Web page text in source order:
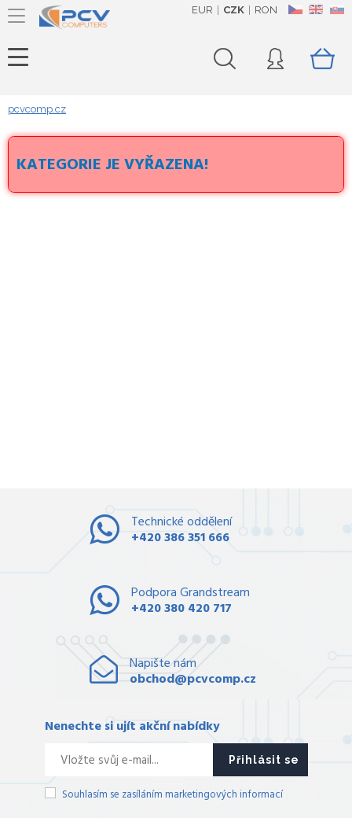
CZ EN SK
EUR CZK RON
pcvcomp.cz
KATEGORIE JE VYŘAZENA!
Technické oddělení
+420 386 351 666
Podpora Grandstream
+420 380 420 717
Napište nám
obchod@pcvcomp.cz
Nenechte si ujít akční nabídky
Přihlásit se
Souhlasím se zasíláním marketingových informací